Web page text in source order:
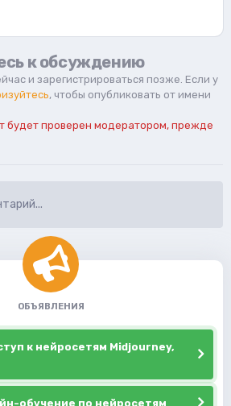
к обсуждению
и зарегистрироваться позже. Если у
, чтобы опубликовать от имени
будет проверен модератором, прежде
ОБЪЯВЛЕНИЯ
к нейросетям Midjourney,
обучение по нейросетям